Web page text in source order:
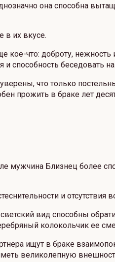
она способна
в их вкусе.
кое-что: доброту,
и способность беседовать
что только
прожить в браке лет
мужчина Близнец более
и отсутствия
вид способны
колокольчик ее
ищут в браке
великолепную